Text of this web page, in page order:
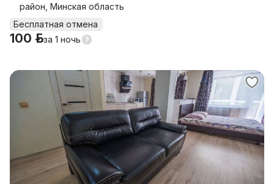
район, Минская область
Бесплатная отмена
100 р.за 1 ночь